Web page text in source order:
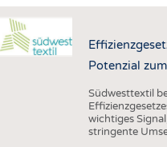
HAUS- UND HEIMTEXTILIEN
BEKLEIDUNG
AUSSCHREIBUNGEN
Potenzial
Südwesttextil
wichtiges
stringente